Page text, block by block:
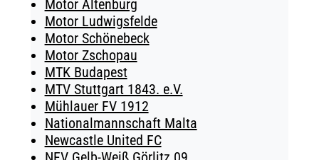
Motor Altenburg
Motor Ludwigsfelde
Motor Schönebeck
Motor Zschopau
MTK Budapest
MTV Stuttgart 1843. e.V.
Mühlauer FV 1912
Nationalmannschaft Malta
Newcastle United FC